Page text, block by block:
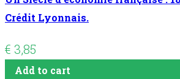
Crédit Lyonnais.
€ 3,85
Add to cart